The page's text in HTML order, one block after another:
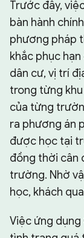
Trước đây,
bàn hành
phương pháp
khắc phục
dân cư, vị trí
trong từng
của từng
ra phương án
được học tại
đồng thời cân
trường. Nhờ
học, khách
Việc ứng dụng